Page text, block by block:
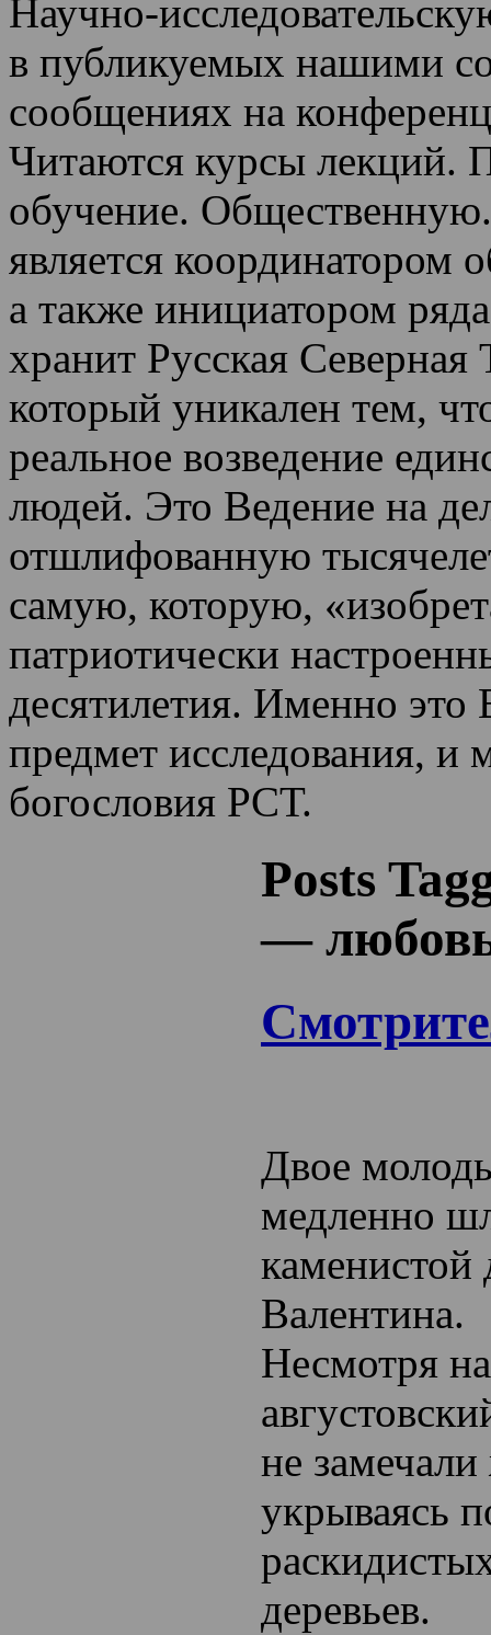
Научно-
в публикуемых нашими
сообщениях на
Читаются курсы лекций.
обучение.
является
а также инициатором
хранит Русская
который уникален тем,
реальное возведение
людей. Это Ведение на
отшлифованную
самую, которую,
патриотически
десятилетия. Именно это
предмет исследования, и
богословия РСТ.
Posts
—
Двое
медленно
каменистой
Валентина.
Несмотря
не
укрываясь
деревьев.